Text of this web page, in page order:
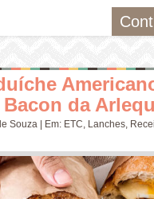
da
Souza | Em: ETC, Lanches,